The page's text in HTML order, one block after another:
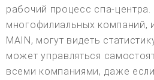
рабочий процесс спа-
многофилиальных компаний,
MAIN, могут видеть
может управляться
всеми компаниями, даже